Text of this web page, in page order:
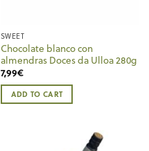
SWEET
Chocolate blanco con
almendras Doces da Ulloa 280g
7,99€
ADD TO CART